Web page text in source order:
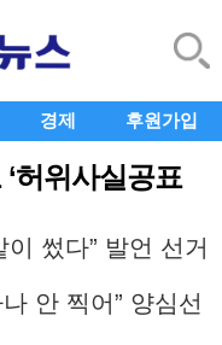
경제 후원가입
허위사실공표
썼다” 발언 선거
안 찍어” 양심선